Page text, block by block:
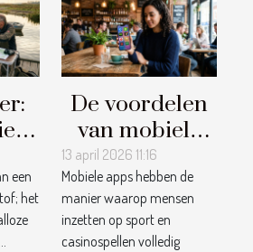
een
het
De voordelen
van mobiele
apps voor het
inzetten op
sport en
casinospellen
13 april 2026 11:16
Mobiele apps hebben de
manier waarop mensen
inzetten op sport en
casinospellen volledig